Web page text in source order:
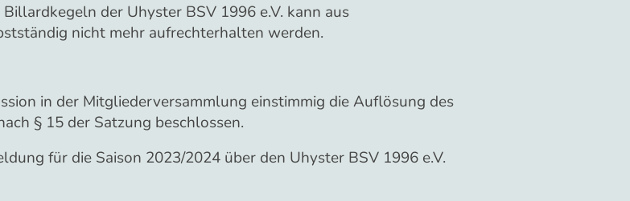
der Uhyster BSV 1996 e.V. kann aus
nicht mehr aufrechterhalten werden.
in der Mitgliederversammlung einstimmig die Auflösung des
§ 15 der Satzung beschlossen.
für die Saison 2023/2024 über den Uhyster BSV 1996 e.V.